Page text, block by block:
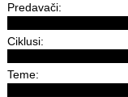
Predavači:
Ciklusi:
Teme: